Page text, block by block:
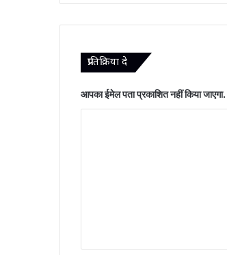
प्रातिक्रिया दे
आपका ईमेल पता प्रकाशित नहीं किया जाएगा.